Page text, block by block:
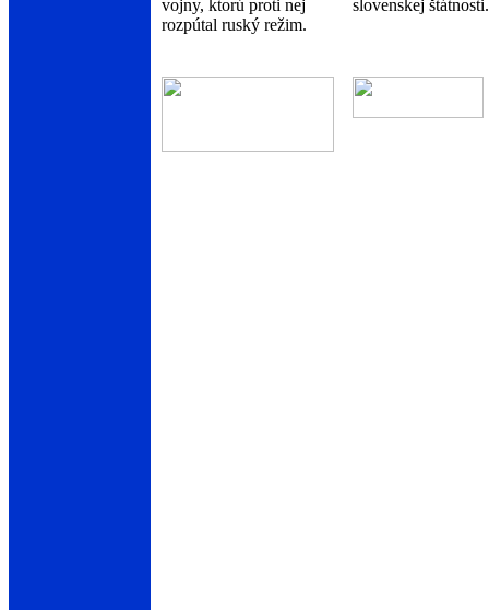
vojny, ktorú proti nej
rozpútal ruský režim.
slovenskej štátnosti.